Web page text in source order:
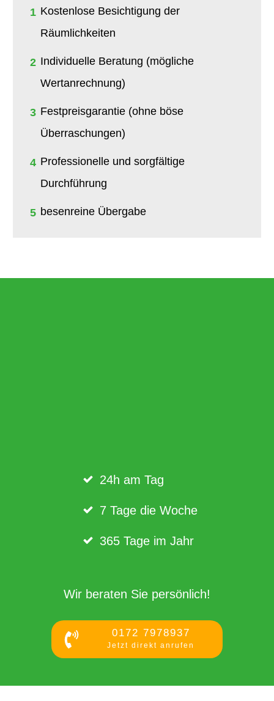
1 Kostenlose Besichtigung der
Räumlichkeiten
2 Individuelle Beratung (mögliche
Wertanrechnung)
3 Festpreisgarantie (ohne böse
Überraschungen)
4 Professionelle und sorgfältige
Durchführung
5 besenreine Übergabe
24h am Tag
7 Tage die Woche
365 Tage im Jahr
Wir beraten Sie persönlich!
0172 7978937
Jetzt direkt anrufen